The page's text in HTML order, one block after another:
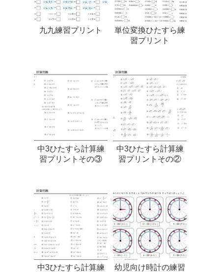
九九練習プリント
単位変換ひたすら練
習プリント
中3ひたすら計算練
習プリントその③
中3ひたすら計算練
習プリントその②
中3ひたすら計算練 幼児向け時計の練習